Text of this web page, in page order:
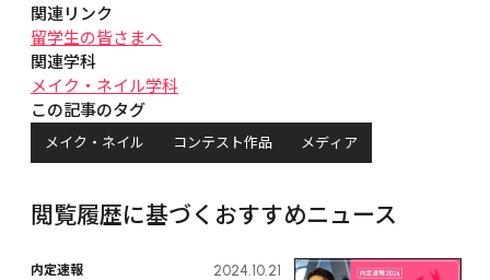
関連リンク
留学生の皆さまへ
関連学科
メイク・ネイル学科
この記事のタグ
メイク・ネイル コンテスト作品 メディア
閲覧履歴に基づくおすすめニュース
内定速報 2024.10.21